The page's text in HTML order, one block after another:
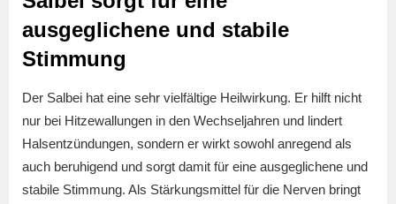
ausgeglichene und stabile
Stimmung
Der Salbei hat eine sehr vielfältige Heilwirkung. Er hilft nicht
nur bei Hitzewallungen in den Wechseljahren und lindert
Halsentzündungen, sondern er wirkt sowohl anregend als
auch beruhigend und sorgt damit für eine ausgeglichene und
stabile Stimmung. Als Stärkungsmittel für die Nerven bringt